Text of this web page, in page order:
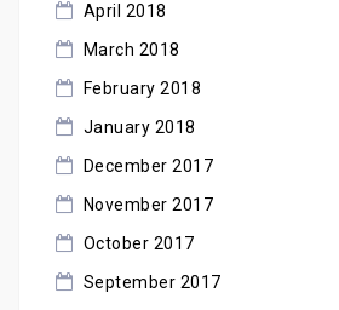
April 2018
March 2018
February 2018
January 2018
December 2017
November 2017
October 2017
September 2017